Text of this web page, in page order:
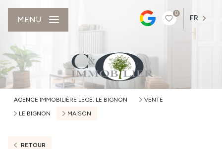
0
FR
MENU
AGENCE IMMOBILIÈRE LEGÉ, LE BIGNON
VENTE
LE BIGNON
MAISON
RETOUR